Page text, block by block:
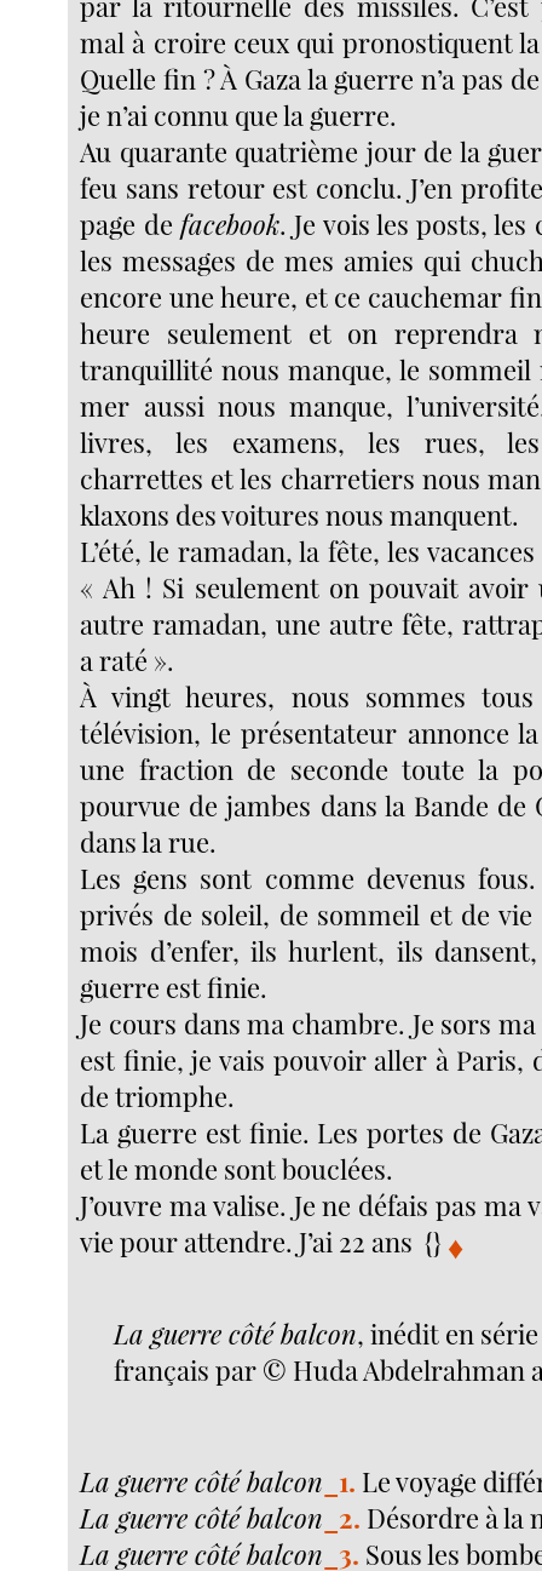
mal à croire ceux qui pronostiquent
Quelle fin ? À Gaza la guerre n’a pas
je n’ai connu que la guerre.
Au quarante quatrième jour de la
feu sans retour est conclu. J’en
page de facebook. Je vois les posts,
les messages de mes amies qui
encore une heure, et ce cauchemar
heure seulement et on
tranquillité nous manque, le sommeil
mer aussi nous manque,
livres, les examens, les rues,
charrettes et les charretiers nous
klaxons des voitures nous manquent.
L’été, le ramadan, la fête, les
« Ah ! Si seulement on pouvait
autre ramadan, une autre fête,
a raté ».
À vingt heures, nous sommes
télévision, le présentateur annonce
une fraction de seconde toute la
pourvue de jambes dans la Bande de
dans la rue.
Les gens sont comme devenus
privés de soleil, de sommeil et de
mois d’enfer, ils hurlent, ils
guerre est finie.
Je cours dans ma chambre. Je sors
est finie, je vais pouvoir aller à Paris,
de triomphe.
La guerre est finie. Les portes de
et le monde sont bouclées.
J’ouvre ma valise. Je ne défais pas ma
vie pour attendre. J’ai 22 ans {} ♦
La guerre côté balcon, inédit en
français par © Huda Abdelrahman
La guerre côté balcon _1. Le voyage
La guerre côté balcon _2. Désordre à la
La guerre côté balcon _3. Sous les